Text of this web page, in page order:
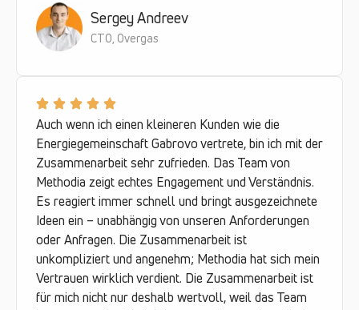
Sergey Andreev
CTO, Overgas
Auch wenn ich einen kleineren Kunden wie die
Energiegemeinschaft Gabrovo vertrete, bin ich mit der
Zusammenarbeit sehr zufrieden. Das Team von
Methodia zeigt echtes Engagement und Verständnis.
Es reagiert immer schnell und bringt ausgezeichnete
Ideen ein – unabhängig von unseren Anforderungen
oder Anfragen. Die Zusammenarbeit ist
unkompliziert und angenehm; Methodia hat sich mein
Vertrauen wirklich verdient. Die Zusammenarbeit ist
für mich nicht nur deshalb wertvoll, weil das Team